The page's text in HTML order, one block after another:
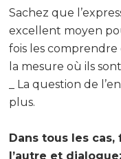
Sachez que
excellent moyen
fois les
la mesure où ils
_ La question de
plus.
Dans tous les
l’autre et